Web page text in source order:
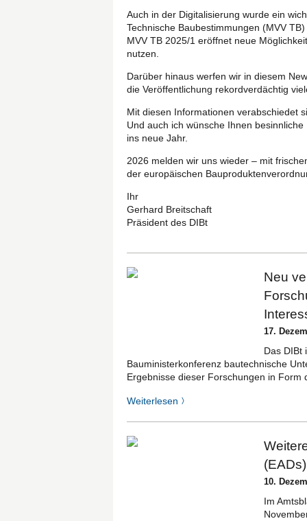
Auch in der Digitalisierung wurde ein
Technische Baubestimmungen (MVV
MVV TB 2025/1 eröffnet neue
nutzen.
Darüber hinaus werfen wir in diesem
die Veröffentlichung rekordverdächtig
Mit diesen Informationen verabschiedet
Und auch ich wünsche Ihnen
ins neue Jahr.
2026 melden wir uns wieder – mit
der europäischen
Ihr
Gerhard Breitschaft
Präsident des DIBt
Neu
17.
Das DIBt
Bauministerkonferenz bautechnische
Ergebnisse dieser Forschungen in Form
Weiterlesen 〉
10.
Im